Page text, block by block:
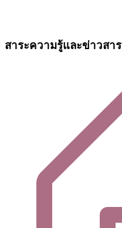
สาระความรู้และข่าวสาร